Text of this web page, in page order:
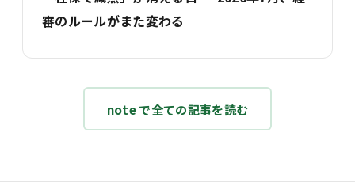
審のルールがまた変わる
note で全ての記事を読む